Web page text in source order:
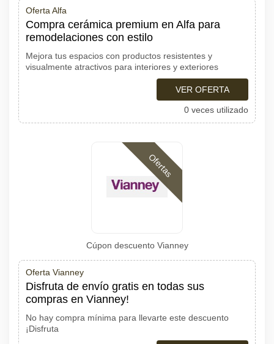
Oferta Alfa
Compra cerámica premium en Alfa para
remodelaciones con estilo
Mejora tus espacios con productos resistentes y
visualmente atractivos para interiores y exteriores
VER OFERTA
0 veces utilizado
Ofertas
Cúpon descuento Vianney
Oferta Vianney
Disfruta de envío gratis en todas sus
compras en Vianney!
No hay compra mínima para llevarte este descuento
¡Disfruta